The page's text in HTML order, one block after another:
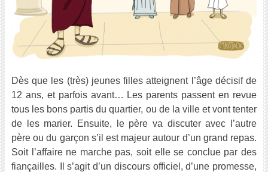
Dès que les (très) jeunes filles atteignent l’âge décisif de
12 ans, et parfois avant… Les parents passent en revue
tous les bons partis du quartier, ou de la ville et vont tenter
de les marier. Ensuite, le père va discuter avec l’autre
père ou du garçon s’il est majeur autour d’un grand repas.
Soit l’affaire ne marche pas, soit elle se conclue par des
fiançailles. Il s’agit d’un discours officiel, d’une promesse,